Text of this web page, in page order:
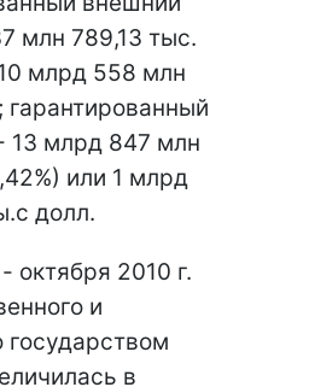
млн 789,13 тыс.
млрд 558 млн
13 млрд 847 млн
или 1 млрд
долл.
октября 2010 г.
и
государством
в